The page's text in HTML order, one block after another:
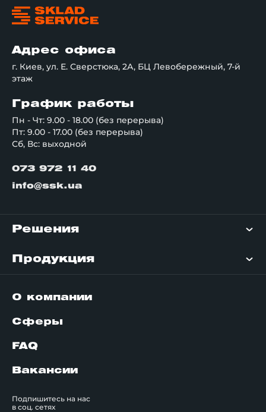
Адрес офиса
г. Киев, ул. Е. Сверстюка, 2А, БЦ Левобережный, 7-й
этаж
График работы
Пн - Чт: 9.00 - 18.00 (без перерыва)
Пт: 9.00 - 17.00 (без перерыва)
Сб, Вс: выходной
073 972 11 40
info@ssk.ua
Решения
Продукция
О компании
Сферы
FAQ
Вакансии
Подпишитесь на нас
в соц. сетях